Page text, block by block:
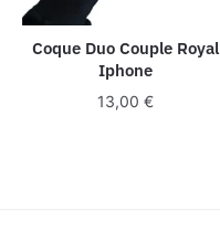
Coque Duo Couple Royal
Iphone
13,00€